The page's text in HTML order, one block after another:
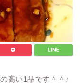
高い1品です＾＾♪